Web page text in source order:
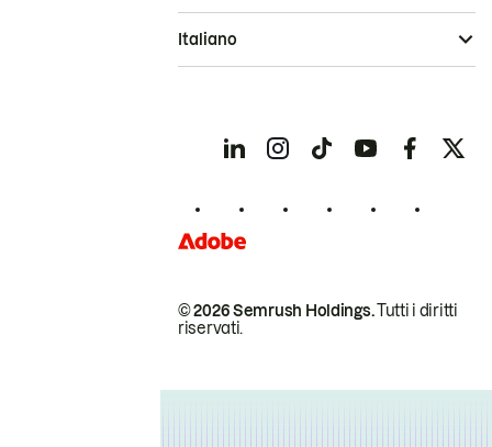
© 2026 Semrush Holdings.Tutti i diritti
riservati.
Italiano